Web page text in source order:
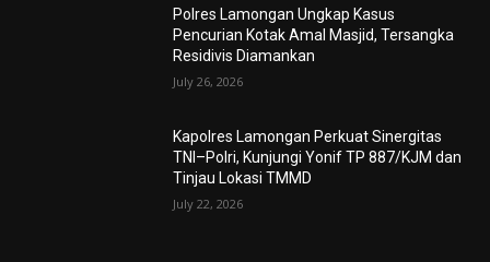
Polres Lamongan Ungkap Kasus
Pencurian Kotak Amal Masjid, Tersangka
Residivis Diamankan
July 26, 2026
Kapolres Lamongan Perkuat Sinergitas
TNI–Polri, Kunjungi Yonif TP 887/KJM dan
Tinjau Lokasi TMMD
July 22, 2026